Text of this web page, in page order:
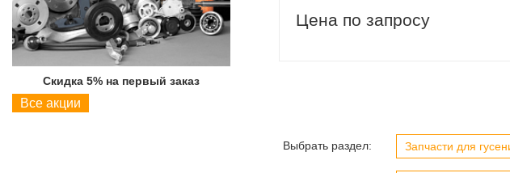
Скидка 5% на первый заказ
Все акции
Цена по запросу
Выбрать раздел: Запчасти для